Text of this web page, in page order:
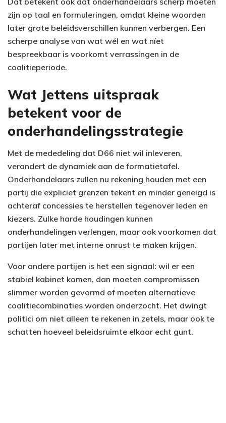
zijn op taal en formuleringen, omdat kleine woorden
later grote beleidsverschillen kunnen verbergen. Een
scherpe analyse van wat wél en wat níet
bespreekbaar is voorkomt verrassingen in de
coalitieperiode.
Wat Jettens uitspraak
betekent voor de
onderhandelingsstrategie
Met de mededeling dat D66 niet wil inleveren,
verandert de dynamiek aan de formatietafel.
Onderhandelaars zullen nu rekening houden met een
partij die expliciet grenzen tekent en minder geneigd is
achteraf concessies te herstellen tegenover leden en
kiezers. Zulke harde houdingen kunnen
onderhandelingen verlengen, maar ook voorkomen dat
partijen later met interne onrust te maken krijgen.
Voor andere partijen is het een signaal: wil er een
stabiel kabinet komen, dan moeten compromissen
slimmer worden gevormd of moeten alternatieve
coalitiecombinaties worden onderzocht. Het dwingt
politici om niet alleen te rekenen in zetels, maar ook te
schatten hoeveel beleidsruimte elkaar echt gunt.